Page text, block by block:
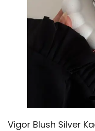
Vigor Blush Silver